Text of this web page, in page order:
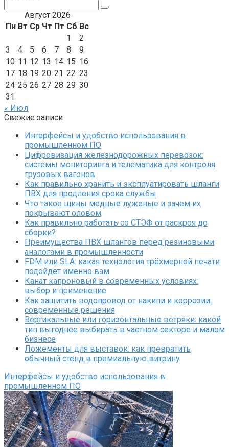
Август 2026
Пн Вт Ср Чт Пт Сб Вс
1
2
3
4 5 6 7 8
9
10 11 12 13 14 15 16
17 18 19 20 21 22 23
24 25 26 27 28 29 30
31
« Июл
Свежие записи
Интерфейсы и удобство использования в
промышленном ПО
Цифровизация железнодорожных перевозок:
системы мониторинга и телематика для контроля
грузовых вагонов
Как правильно хранить и эксплуатировать шланги
ПВХ для продления срока службы
Что такое шины медные луженые и зачем их
покрывают оловом
Как правильно работать со СТЭФ от раскроя до
сборки?
Преимущества ПВХ шлангов перед резиновыми
аналогами в промышленности
FDM или SLA: какая технология трёхмерной печати
подойдёт именно вам
Канат капроновый в современных условиях:
выбор и применение
Как защитить водопровод от накипи и коррозии:
современные решения
Вертикальные или горизонтальные ветряки: какой
тип выгоднее выбирать в частном секторе и малом
бизнесе
Ложементы для выставок: как превратить
обычный стенд в премиальную витрину
Интерфейсы и удобство использования в
промышленном ПО